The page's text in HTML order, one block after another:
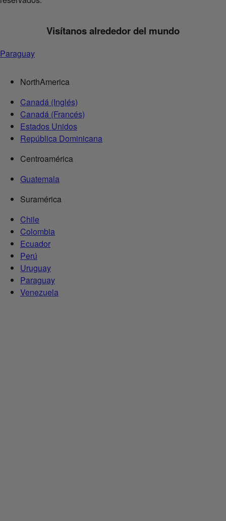
Visítanos alrededor del mundo
Paraguay
NorthAmerica
Canadá (Inglés)
Canadá (Francés)
Estados Unidos
República Dominicana
Centroamérica
Guatemala
Suramérica
Chile
Colombia
Ecuador
Perú
Uruguay
Paraguay
Venezuela